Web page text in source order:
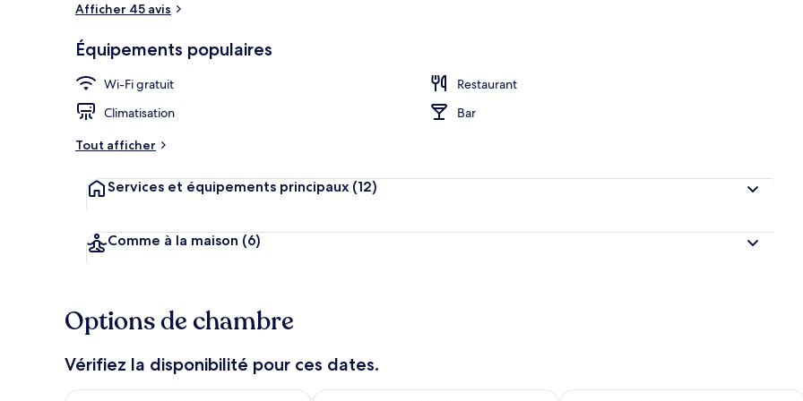
Afficher 45 avis
Équipements populaires
Wi-Fi gratuit
Restaurant
Climatisation
Bar
Tout afficher
Services et équipements principaux (12)
Comme à la maison (6)
Options de chambre
Vérifiez la disponibilité pour ces dates.